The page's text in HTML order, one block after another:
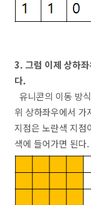
3. 그럼 이제 상하
다.
유니콘의 이동 방
위 상하좌우에서 가
지점은 노란색 지점
색에 들어가면 된다.